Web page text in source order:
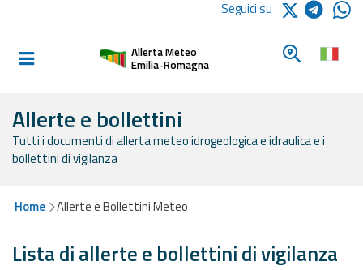
Informati e
Allerte E
Bollettini
Allerte e
Seguici su
Allerta Meteo
Emilia-Romagna
Cerca un
Allerte e bollettini
Tutti i documenti di allerta meteo idrogeologica e idraulica e i
bollettini di vigilanza
Home Allerte e Bollettini Meteo
Lista di allerte e bollettini di vigilanza